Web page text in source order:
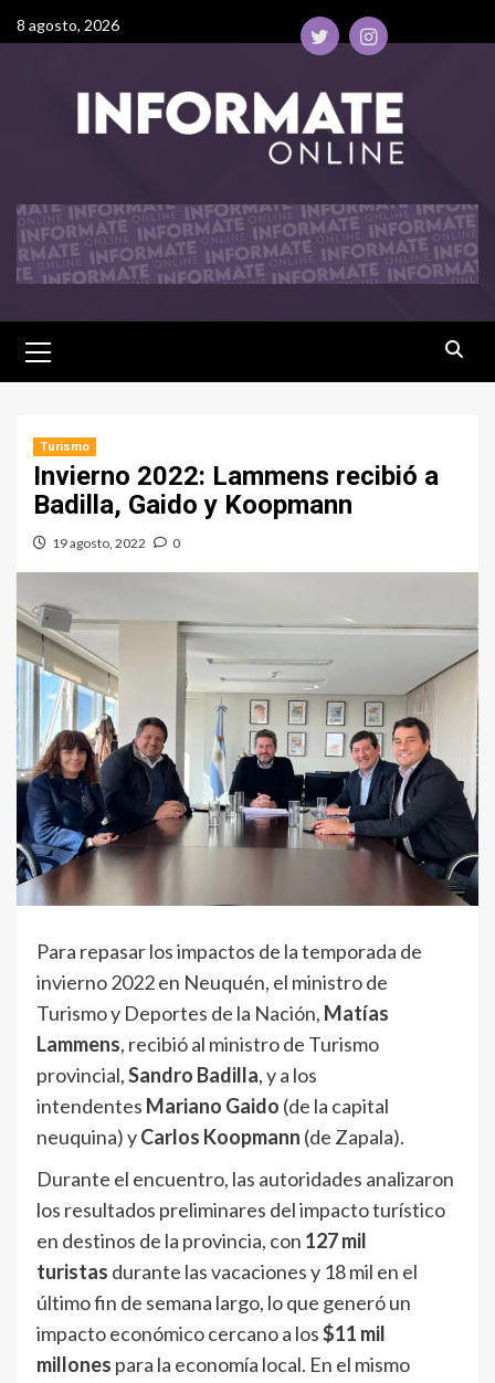
8 agosto, 2026
Turismo
Invierno 2022: Lammens recibió a
Badilla, Gaido y Koopmann
19 agosto, 2022 0
Para repasar los impactos de la temporada de
invierno 2022 en Neuquén, el ministro de
Turismo y Deportes de la Nación, Matías
Lammens, recibió al ministro de Turismo
provincial,Sandro Badilla, y a los
intendentes Mariano Gaido (de la capital
neuquina) yCarlos Koopmann (de Zapala).
Durante el encuentro, las autoridades analizaron
los resultados preliminares del impacto turístico
en destinos de la provincia, con 127 mil
turistas durante las vacaciones y 18 mil en el
último fin de semana largo, lo que generó un
impacto económico cercano a los$11 mil
millones para la economía local. En el mismo